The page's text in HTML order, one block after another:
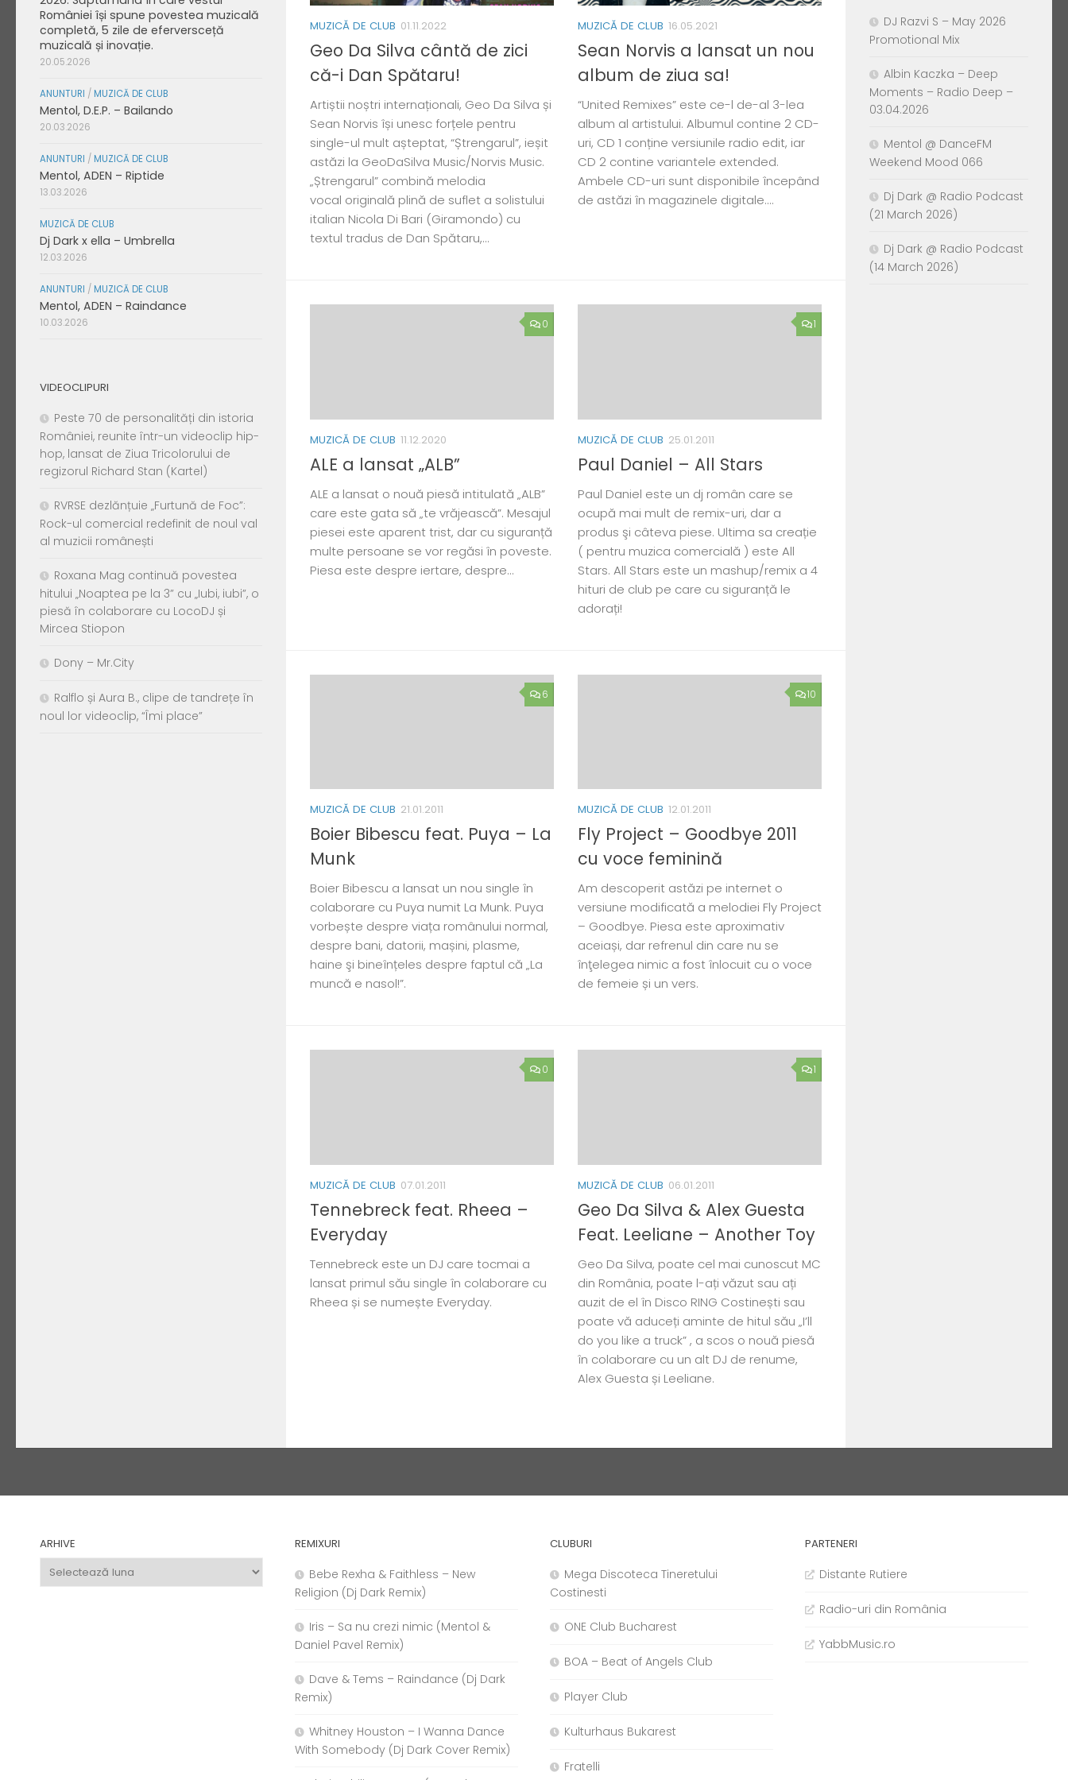
MUZICĂ DE CLUB 01.11.2022
Geo Da Silva cântă de zici
că-i Dan Spătaru!
Artiștii noștri internaționali, Geo Da Silva și
Sean Norvis își unesc forțele pentru
single-ul mult așteptat, “Ștrengarul”, ieșit
astăzi la GeoDaSilva Music/Norvis Music.
„Ștrengarul” combină melodia
vocal originală plină de suflet a solistului
italian Nicola Di Bari (Giramondo) cu
textul tradus de Dan Spătaru,...
MUZICĂ DE CLUB 16.05.2021
Sean Norvis a lansat un nou
album de ziua sa!
“United Remixes” este ce-l de-al 3-lea
album al artistului. Albumul contine 2 CD-
uri, CD 1 conține versiunile radio edit, iar
CD 2 contine variantele extended.
Ambele CD-uri sunt disponibile începând
de astăzi în magazinele digitale....
0
MUZICĂ DE CLUB 11.12.2020
ALE a lansat „ALB”
ALE a lansat o nouă piesă intitulată „ALB”
care este gata să „te vrăjească”. Mesajul
piesei este aparent trist, dar cu siguranță
multe persoane se vor regăsi în poveste.
Piesa este despre iertare, despre...
1
MUZICĂ DE CLUB 25.01.2011
Paul Daniel – All Stars
Paul Daniel este un dj român care se
ocupă mai mult de remix-uri, dar a
produs şi câteva piese. Ultima sa creație
( pentru muzica comercială ) este All
Stars. All Stars este un mashup/remix a 4
hituri de club pe care cu siguranță le
adorați!
6
MUZICĂ DE CLUB 21.01.2011
Boier Bibescu feat. Puya – La
Munk
Boier Bibescu a lansat un nou single în
colaborare cu Puya numit La Munk. Puya
vorbește despre viața românului normal,
despre bani, datorii, mașini, plasme,
haine şi bineînțeles despre faptul că „La
muncă e nasol!”.
10
MUZICĂ DE CLUB 12.01.2011
Fly Project – Goodbye 2011
cu voce feminină
Am descoperit astăzi pe internet o
versiune modificată a melodiei Fly Project
– Goodbye. Piesa este aproximativ
aceiași, dar refrenul din care nu se
înţelegea nimic a fost înlocuit cu o voce
de femeie și un vers.
0
MUZICĂ DE CLUB 07.01.2011
Tennebreck feat. Rheea –
Everyday
Tennebreck este un DJ care tocmai a
lansat primul său single în colaborare cu
Rheea și se numește Everyday.
1
MUZICĂ DE CLUB 06.01.2011
Geo Da Silva & Alex Guesta
Feat. Leeliane – Another Toy
Geo Da Silva, poate cel mai cunoscut MC
din România, poate l-ați văzut sau ați
auzit de el în Disco RING Costinești sau
poate vă aduceți aminte de hitul său „I’ll
do you like a truck” , a scos o nouă piesă
în colaborare cu un alt DJ de renume,
Alex Guesta și Leeliane.
României își spune povestea muzicală
completă, 5 zile de eferversceță
muzicală și inovație.
20.05.2026
ANUNTURI / MUZICĂ DE CLUB
Mentol, D.E.P. – Bailando
20.03.2026
ANUNTURI / MUZICĂ DE CLUB
Mentol, ADEN – Riptide
13.03.2026
MUZICĂ DE CLUB
Dj Dark x ella – Umbrella
12.03.2026
ANUNTURI / MUZICĂ DE CLUB
Mentol, ADEN – Raindance
10.03.2026
VIDEOCLIPURI
Peste 70 de personalități din istoria
României, reunite într-un videoclip hip-
hop, lansat de Ziua Tricolorului de
regizorul Richard Stan (Kartel)
RVRSE dezlănțuie „Furtună de Foc”:
Rock-ul comercial redefinit de noul val
al muzicii românești
Roxana Mag continuă povestea
hitului „Noaptea pe la 3” cu „Iubi, iubi”, o
piesă în colaborare cu LocoDJ și
Mircea Stiopon
Dony – Mr.City
Ralflo și Aura B., clipe de tandrețe în
noul lor videoclip, “Îmi place”
DJ Razvi S – May 2026
Promotional Mix
Albin Kaczka – Deep
Moments – Radio Deep –
03.04.2026
Mentol @ DanceFM
Weekend Mood 066
Dj Dark @ Radio Podcast
(21 March 2026)
Dj Dark @ Radio Podcast
(14 March 2026)
ARHIVE
Arhive
REMIXURI
Bebe Rexha & Faithless – New
Religion (Dj Dark Remix)
Iris – Sa nu crezi nimic (Mentol &
Daniel Pavel Remix)
Dave & Tems – Raindance (Dj Dark
Remix)
Whitney Houston – I Wanna Dance
With Somebody (Dj Dark Cover Remix)
CLUBURI
Mega Discoteca Tineretului
Costinesti
ONE Club Bucharest
BOA – Beat of Angels Club
Player Club
Kulturhaus Bukarest
Fratelli
PARTENERI
Distante Rutiere
Radio-uri din România
YabbMusic.ro